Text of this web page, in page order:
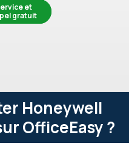
et
gratuit
Honeywell
OfficeEasy ?